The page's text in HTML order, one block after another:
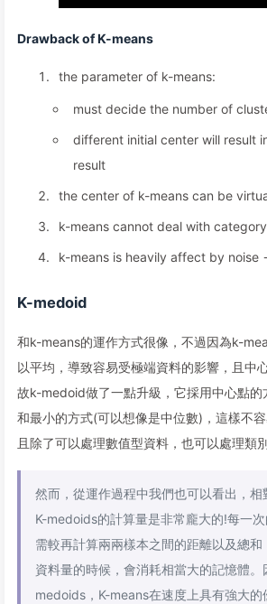
Drawback of K-means
the parameter of k-means:
must decide the number of
different initial center will result
result
the center of k-means can be
k-means cannot deal with
k-means is heavily affect by noise
K-medoid
和k-means的運作方式很像，不過因為k-
以平均，導致容易受極端資料的影響，且中
故k-medoid做了一點升級，它採用中心點的
和最小的方式(可以想像是中位數)，這樣不
且除了可以處理數值型資料，也可以處理類
然而，從運作過程中我們也可以看出，相
K-medoids的計算量是非常龐大的!每一
需較再計算兩兩樣本之間的距離以及總和
資料量的時候，會消耗相當大的記憶體。
medoids，K-means在速度上具有強大的